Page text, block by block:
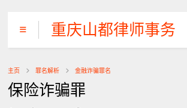
重庆山都律师事务
所
主页 罪名解析 金融诈骗罪名
保险诈骗罪